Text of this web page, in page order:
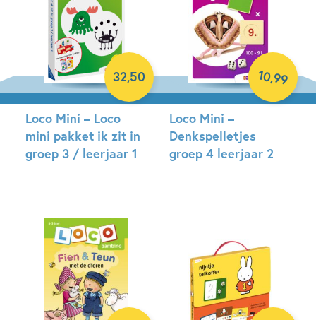
Loco Mini – Loco
mini pakket ik zit in
groep 3 / leerjaar 1
32,50
Loco Mini –
Denkspelletjes
groep 4 leerjaar 2
10,99